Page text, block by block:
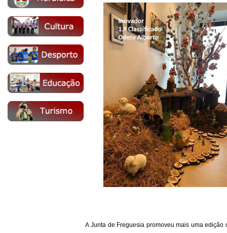
A Junta de Freguesia promoveu mais uma